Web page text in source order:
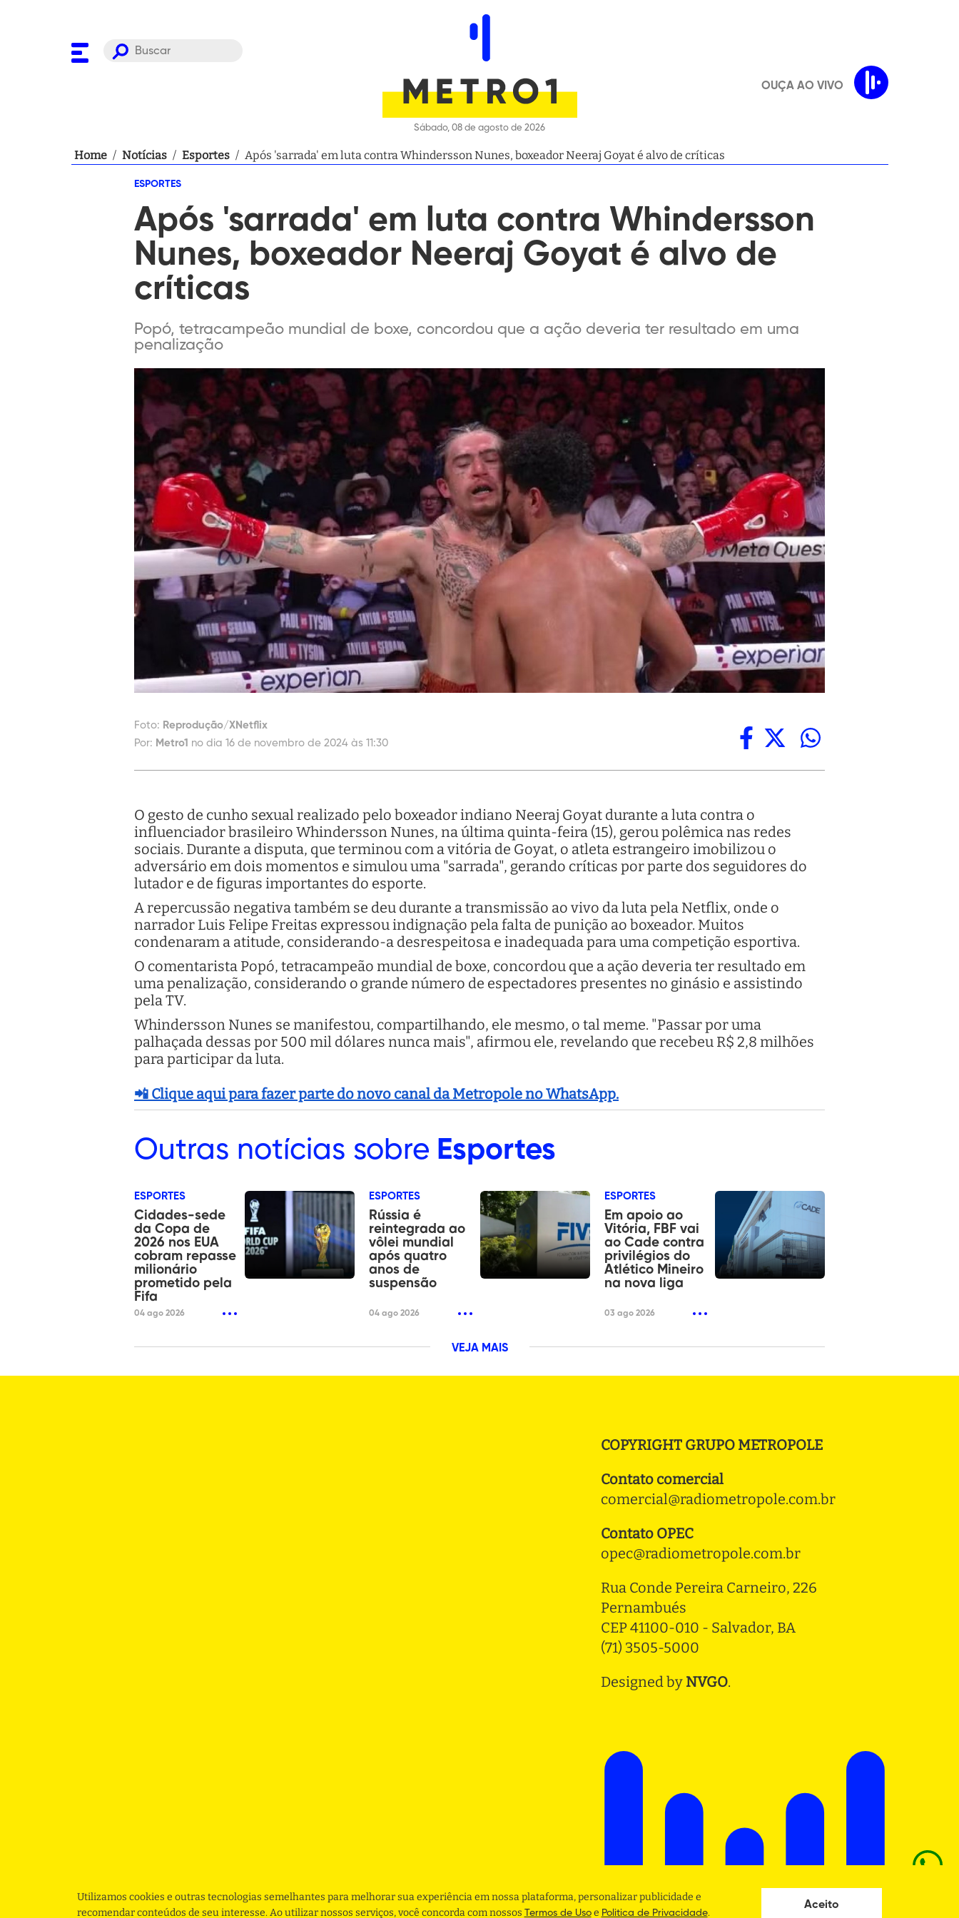
Sábado, 08 de agosto de 2026
OUÇA AO VIVO
Home / Notícias / Esportes / Após 'sarrada' em luta contra Whindersson Nunes, boxeador Neeraj Goyat é alvo de críticas
ESPORTES
Após 'sarrada' em luta contra Whindersson
Nunes, boxeador Neeraj Goyat é alvo de
críticas
Popó, tetracampeão mundial de boxe, concordou que a ação deveria ter resultado em uma
penalização
Foto: Reprodução/XNetflix
Por: Metro1 no dia 16 de novembro de 2024 às 11:30
O gesto de cunho sexual realizado pelo boxeador indiano Neeraj Goyat durante a luta contra o
influenciador brasileiro Whindersson Nunes, na última quinta-feira (15), gerou polêmica nas redes
sociais. Durante a disputa, que terminou com a vitória de Goyat, o atleta estrangeiro imobilizou o
adversário em dois momentos e simulou uma "sarrada", gerando críticas por parte dos seguidores do
lutador e de figuras importantes do esporte.
A repercussão negativa também se deu durante a transmissão ao vivo da luta pela Netflix, onde o
narrador Luis Felipe Freitas expressou indignação pela falta de punição ao boxeador. Muitos
condenaram a atitude, considerando-a desrespeitosa e inadequada para uma competição esportiva.
O comentarista Popó, tetracampeão mundial de boxe, concordou que a ação deveria ter resultado em
uma penalização, considerando o grande número de espectadores presentes no ginásio e assistindo
pela TV.
Whindersson Nunes se manifestou, compartilhando, ele mesmo, o tal meme. "Passar por uma
palhaçada dessas por 500 mil dólares nunca mais", afirmou ele, revelando que recebeu R$ 2,8 milhões
para participar da luta.
📲 Clique aqui para fazer parte do novo canal da Metropole no WhatsApp.
Outras notícias sobre Esportes
ESPORTES
Cidades-sede
da Copa de
2026 nos EUA
cobram repasse
milionário
prometido pela
Fifa
04 ago 2026
ESPORTES
Rússia é
reintegrada ao
vôlei mundial
após quatro
anos de
suspensão
04 ago 2026
ESPORTES
Em apoio ao
Vitória, FBF vai
ao Cade contra
privilégios do
Atlético Mineiro
na nova liga
03 ago 2026
VEJA MAIS
COPYRIGHT GRUPO METROPOLE
Contato comercial
comercial@radiometropole.com.br
Contato OPEC
opec@radiometropole.com.br
Rua Conde Pereira Carneiro, 226
Pernambués
CEP 41100-010 - Salvador, BA
(71) 3505-5000
Designed by NVGO.
Utilizamos cookies e outras tecnologias semelhantes para melhorar sua experiência em nossa plataforma, personalizar publicidade e
recomendar conteúdos de seu interesse. Ao utilizar nossos serviços, você concorda com nossos Termos de Usoe Politica de Privacidade.
Aceito